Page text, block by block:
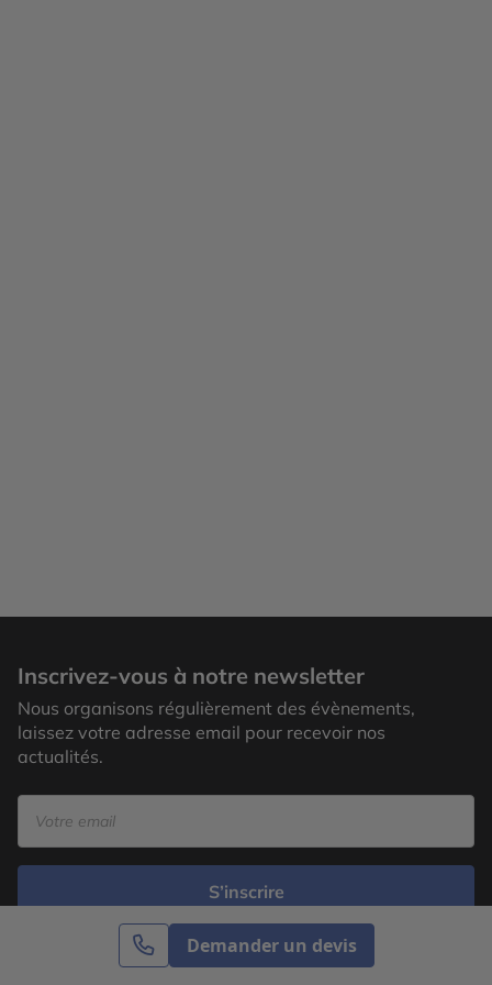
Demander un devis
Inscrivez-vous à notre newsletter
Nous organisons régulièrement des évènements,
laissez votre adresse email pour recevoir nos
actualités.
S’inscrire